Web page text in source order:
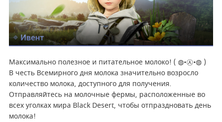
Максимально полезное и питательное молоко! ( ◍•㉦•◍ )
В честь Всемирного дня молока значительно возросло
количество молока, доступного для получения.
Отправляйтесь на молочные фермы, расположенные во
всех уголках мира Black Desert, чтобы отпраздновать день
молока!